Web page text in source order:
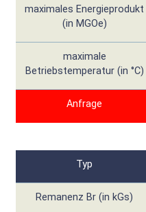
maximales Energieprodukt
(in MGOe)
maximale
Betriebstemperatur (in °C)
Anfrage
Typ
Remanenz Br (in kGs)